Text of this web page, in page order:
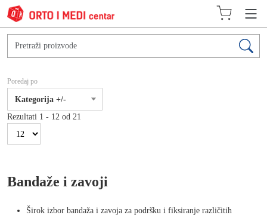
Poredaj po
Kategorija +/-
Rezultati 1 - 12 od 21
Bandaže i zavoji
Širok izbor bandaža i zavoja za podršku i fiksiranje različitih